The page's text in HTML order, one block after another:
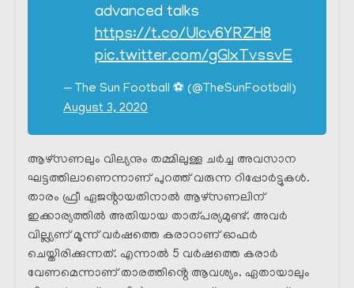
advanced talks
https://t.co/Ulcv6YRZH8
pic.twitter.com/gGlxTvssvE
— The Sun Football ⚽ (@TheSunFootball)
August 3, 2020
ആഴ്സണലും വില്യനും തമ്മിലുള്ള ചർച്ച അവസാന
ഘട്ടത്തിലാണെന്നാണ് പുറത്ത് വരുന്ന റിപ്പോർട്ടുകൾ.
താരം ഫ്രീ ഏജൻ്റായതിനാൽ ആഴ്സണലിന്
ഇക്കാര്യത്തിൽ അതിയായ താത്പര്യമുണ്ട്. അവർ
വില്ല്യണ് മൂന്ന് വർഷത്തെ കരാറാണ് ഓഫർ
ചെയ്തിരിക്കുന്നത്. എന്നാൽ 5 വർഷത്തെ കരാർ
വേണമെന്നാണ് താരത്തിൻ്റെ ആവശ്യം. ഏതായാലും